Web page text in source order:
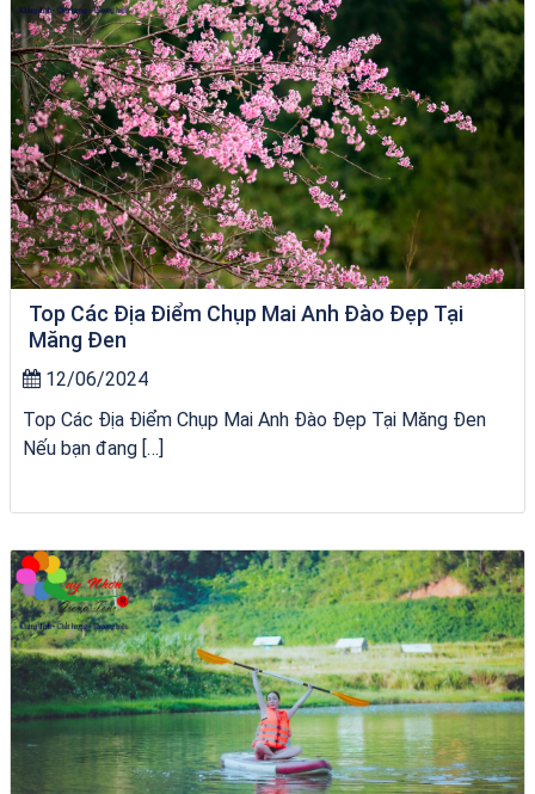
Top Các Địa Điểm Chụp Mai Anh Đào Đẹp Tại
Măng Đen
12/06/2024
Top Các Địa Điểm Chụp Mai Anh Đào Đẹp Tại Măng Đen
Nếu bạn đang […]
Tour Quy Nhơn 3 Đảo